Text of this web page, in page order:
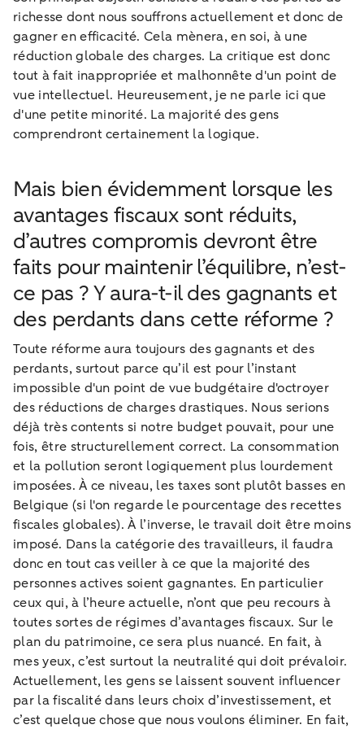
richesse dont nous souffrons actuellement et donc de
gagner en efficacité. Cela mènera, en soi, à une
réduction globale des charges. La critique est donc
tout à fait inappropriée et malhonnête d'un point de
vue intellectuel. Heureusement, je ne parle ici que
d'une petite minorité. La majorité des gens
comprendront certainement la logique.
Mais bien évidemment lorsque les
avantages fiscaux sont réduits,
d’autres compromis devront être
faits pour maintenir l’équilibre, n’est-
ce pas ? Y aura-t-il des gagnants et
des perdants dans cette réforme ?
Toute réforme aura toujours des gagnants et des
perdants, surtout parce qu’il est pour l’instant
impossible d'un point de vue budgétaire d'octroyer
des réductions de charges drastiques. Nous serions
déjà très contents si notre budget pouvait, pour une
fois, être structurellement correct. La consommation
et la pollution seront logiquement plus lourdement
imposées. À ce niveau, les taxes sont plutôt basses en
Belgique (si l'on regarde le pourcentage des recettes
fiscales globales). À l’inverse, le travail doit être moins
imposé. Dans la catégorie des travailleurs, il faudra
donc en tout cas veiller à ce que la majorité des
personnes actives soient gagnantes. En particulier
ceux qui, à l’heure actuelle, n’ont que peu recours à
toutes sortes de régimes d’avantages fiscaux. Sur le
plan du patrimoine, ce sera plus nuancé. En fait, à
mes yeux, c’est surtout la neutralité qui doit prévaloir.
Actuellement, les gens se laissent souvent influencer
par la fiscalité dans leurs choix d’investissement, et
c’est quelque chose que nous voulons éliminer. En fait,